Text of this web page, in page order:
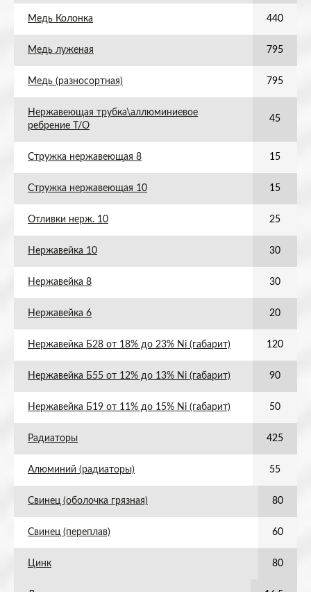
Медь Колонка 440
Медь луженая 795
Медь (разносортная) 795
Нержавеющая трубка\аллюминиевое
ребрение Т/О
45
Стружка нержавеющая 8 15
Стружка нержавеющая 10 15
Отливки нерж. 10 25
Нержавейка 10 30
Нержавейка 8 30
Нержавейка 6 20
Нержавейка Б28 от 18% до 23% Ni (габарит) 120
Нержавейка Б55 от 12% до 13% Ni (габарит) 90
Нержавейка Б19 от 11% до 15% Ni (габарит) 50
Радиаторы 425
Алюминий (радиаторы) 55
Свинец (оболочка грязная) 80
Свинец (переплав) 60
Цинк 80